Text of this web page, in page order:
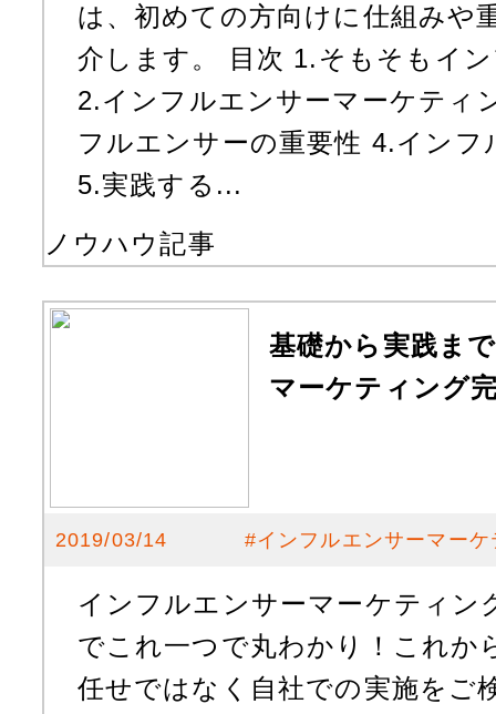
は、初めての方向けに仕組みや
介します。 目次 1.そもそもイ
2.インフルエンサーマーケティ
フルエンサーの重要性 4.インフ
5.実践する...
ノウハウ記事
基礎から実践ま
マーケティング
2019/03/14 #インフルエンサーマー
インフルエンサーマーケティン
でこれ一つで丸わかり！これか
任せではなく自社での実施をご